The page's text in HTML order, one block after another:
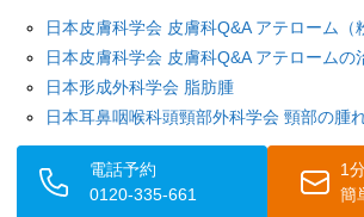
日本皮膚科学会 皮膚科Q&A アテローム（
日本皮膚科学会 皮膚科Q&A アテロームの
日本形成外科学会 脂肪腫
日本耳鼻咽喉科頭頸部外科学会 頸部の腫
監修者医師
電話予約
0120-335-661
1
簡